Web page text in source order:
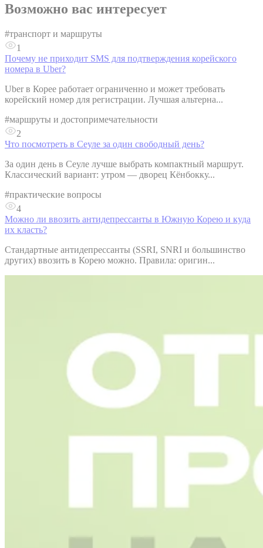
Возможно вас интересует
#транспорт и маршруты
1
Почему не приходит SMS для подтверждения корейского
номера в Uber?
Uber в Корее работает ограниченно и может требовать
корейский номер для регистрации. Лучшая альтерна...
#маршруты и достопримечательности
2
Что посмотреть в Сеуле за один свободный день?
За один день в Сеуле лучше выбрать компактный маршрут.
Классический вариант: утром — дворец Кёнбокку...
#практические вопросы
4
Можно ли ввозить антидепрессанты в Южную Корею и куда
их класть?
Стандартные антидепрессанты (SSRI, SNRI и большинство
других) ввозить в Корею можно. Правила: оригин...